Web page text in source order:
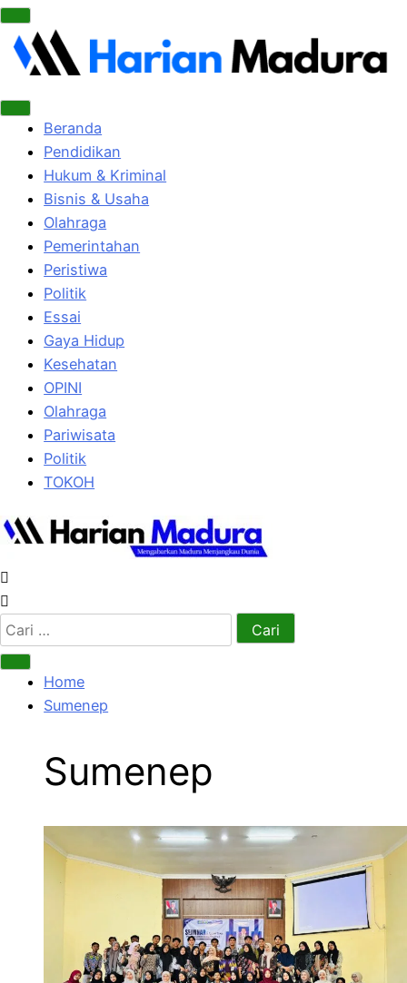
Beranda
Pendidikan
Hukum & Kriminal
Bisnis & Usaha
Olahraga
Pemerintahan
Peristiwa
Politik
Essai
Gaya Hidup
Kesehatan
OPINI
Olahraga
Pariwisata
Politik
TOKOH
Cari
untuk:
Home
Sumenep
Sumenep